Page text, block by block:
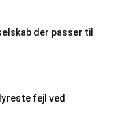
der passer til
fejl ved